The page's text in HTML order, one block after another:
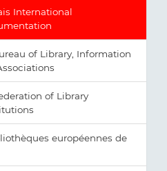
International
of Library, Information
of Library
européennes de